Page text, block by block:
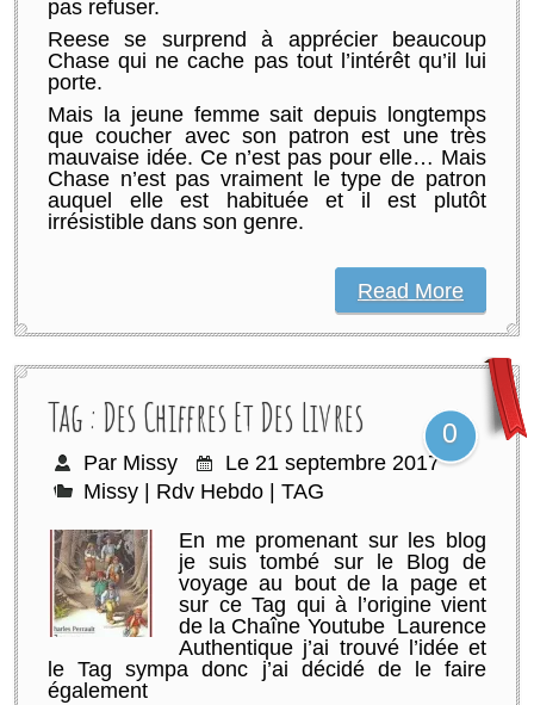
pas refuser.
Reese se surprend à apprécier beaucoup
Chase qui ne cache pas tout l’intérêt qu’il lui
porte.
Mais la jeune femme sait depuis longtemps
que coucher avec son patron est une très
mauvaise idée. Ce n’est pas pour elle… Mais
Chase n’est pas vraiment le type de patron
auquel elle est habituée et il est plutôt
irrésistible dans son genre.
Read More
Tag : Des Chiffres Et Des Livres 0
Par Missy
Le 21 septembre 2017
Missy
Rdv Hebdo TAG
En me promenant sur les blog
je suis tombé sur le Blog de
voyage au bout de la page et
sur ce Tag qui à l’origine vient
de la Chaîne Youtube Laurence
Authentique j’ai trouvé l’idée et
le Tag sympa donc j’ai décidé de le faire
également